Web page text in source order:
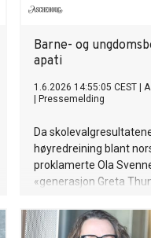
Barne- og
apati
1.6.2026 14:55:05 CEST
Pressemelding
Da
høyredreining blant
proklamerte Ola
«generasjon Greta
generasjon Greta lever
og at de unge som